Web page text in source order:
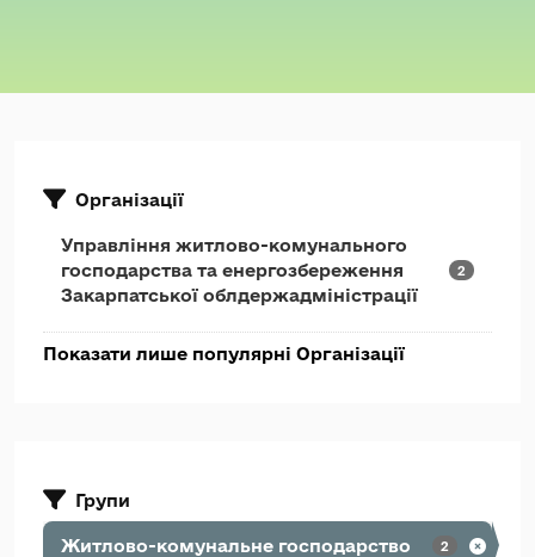
Організації
Управління житлово-комунального
господарства та енергозбереження
Закарпатської облдержадміністрації
2
Показати лише популярні Організації
Групи
Житлово-комунальне господарство 2